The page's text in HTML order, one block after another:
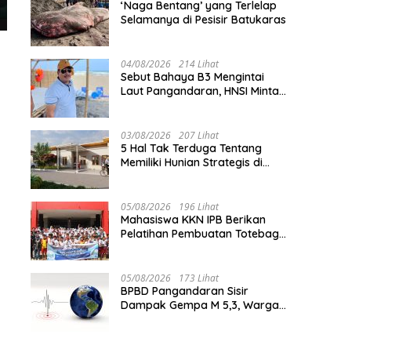
‘Naga Bentang’ yang Terlelap
Selamanya di Pesisir Batukaras
04/08/2026 214 Lihat
Sebut Bahaya B3 Mengintai
Laut Pangandaran, HNSI Minta
03/08/2026 207 Lihat
5 Hal Tak Terduga Tentang
Memiliki Hunian Strategis di
05/08/2026 196 Lihat
Mahasiswa KKN IPB Berikan
Pelatihan Pembuatan Totebag
05/08/2026 173 Lihat
BPBD Pangandaran Sisir
Dampak Gempa M 5,3, Warga